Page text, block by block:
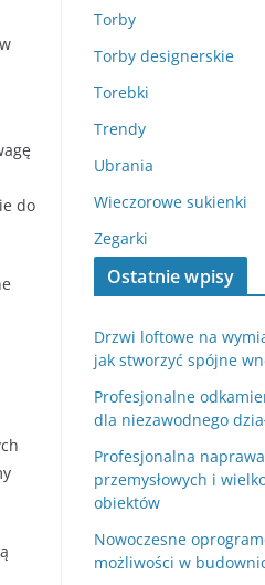
do
Torby
Torby designerskie
Torebki
Trendy
Ubrania
Wieczorowe sukienki
Zegarki
Ostatnie wpisy
Drzwi loftowe na
jak stworzyć spójne
Profesjonalne
dla niezawodnego
Profesjonalna
przemysłowych i
obiektów
Nowoczesne
możliwości w